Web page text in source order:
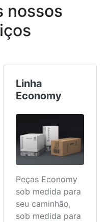
nossos
Truck & Bus
Center
Mais serviços
aos nossos
clientes para que
ele encontre tudo